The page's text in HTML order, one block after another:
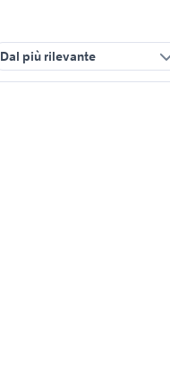
Dal più rilevante